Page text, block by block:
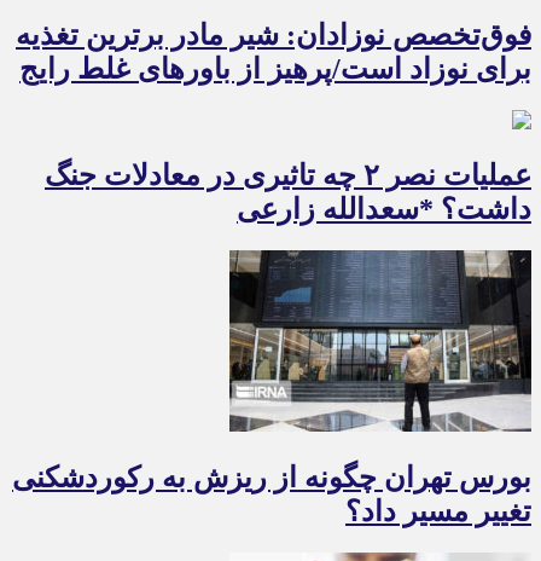
فوق‌تخصص نوزادان: شیر مادر برترین تغذیه
برای نوزاد است/پرهیز از باورهای غلط رایج
عملیات نصر ۲ چه تاثیری در معادلات جنگ
داشت؟ *سعدالله زارعی
بورس تهران چگونه از ریزش به رکوردشکنی
تغییر مسیر داد؟